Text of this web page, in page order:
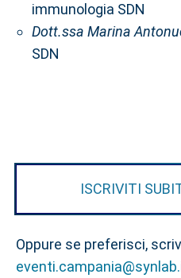
immunologia SDN
Dott.ssa Marina
SDN
ISCRIVITI
Oppure se preferisci,